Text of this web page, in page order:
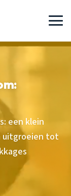
een klein
uitgroeien tot